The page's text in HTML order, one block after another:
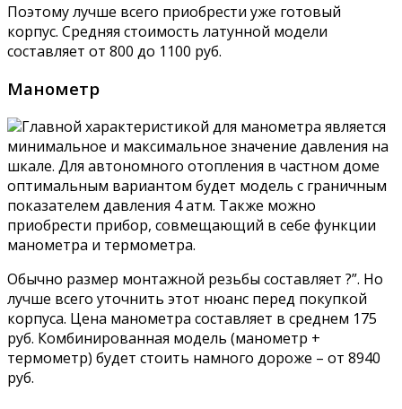
Поэтому лучше всего приобрести уже готовый
корпус. Средняя стоимость латунной модели
составляет от 800 до 1100 руб.
Манометр
Главной характеристикой для манометра является
минимальное и максимальное значение давления на
шкале. Для автономного отопления в частном доме
оптимальным вариантом будет модель с граничным
показателем давления 4 атм. Также можно
приобрести прибор, совмещающий в себе функции
манометра и термометра.
Обычно размер монтажной резьбы составляет ?”. Но
лучше всего уточнить этот нюанс перед покупкой
корпуса. Цена манометра составляет в среднем 175
руб. Комбинированная модель (манометр +
термометр) будет стоить намного дороже – от 8940
руб.